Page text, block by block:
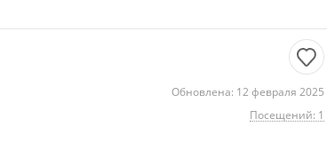
Обновлена: 12 февраля 2025
Посещений: 1